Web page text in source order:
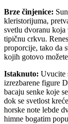
Brze činjenice:
kleristorijuma,
svetlu dvoranu koja
tipičnu crkvu.
proporcije, tako da
kojih gotovo
Istaknuto: Uvucite
izrezbarene figure
bacaju senke koje
dok se svetlost
horske note lebde
himne bogatim